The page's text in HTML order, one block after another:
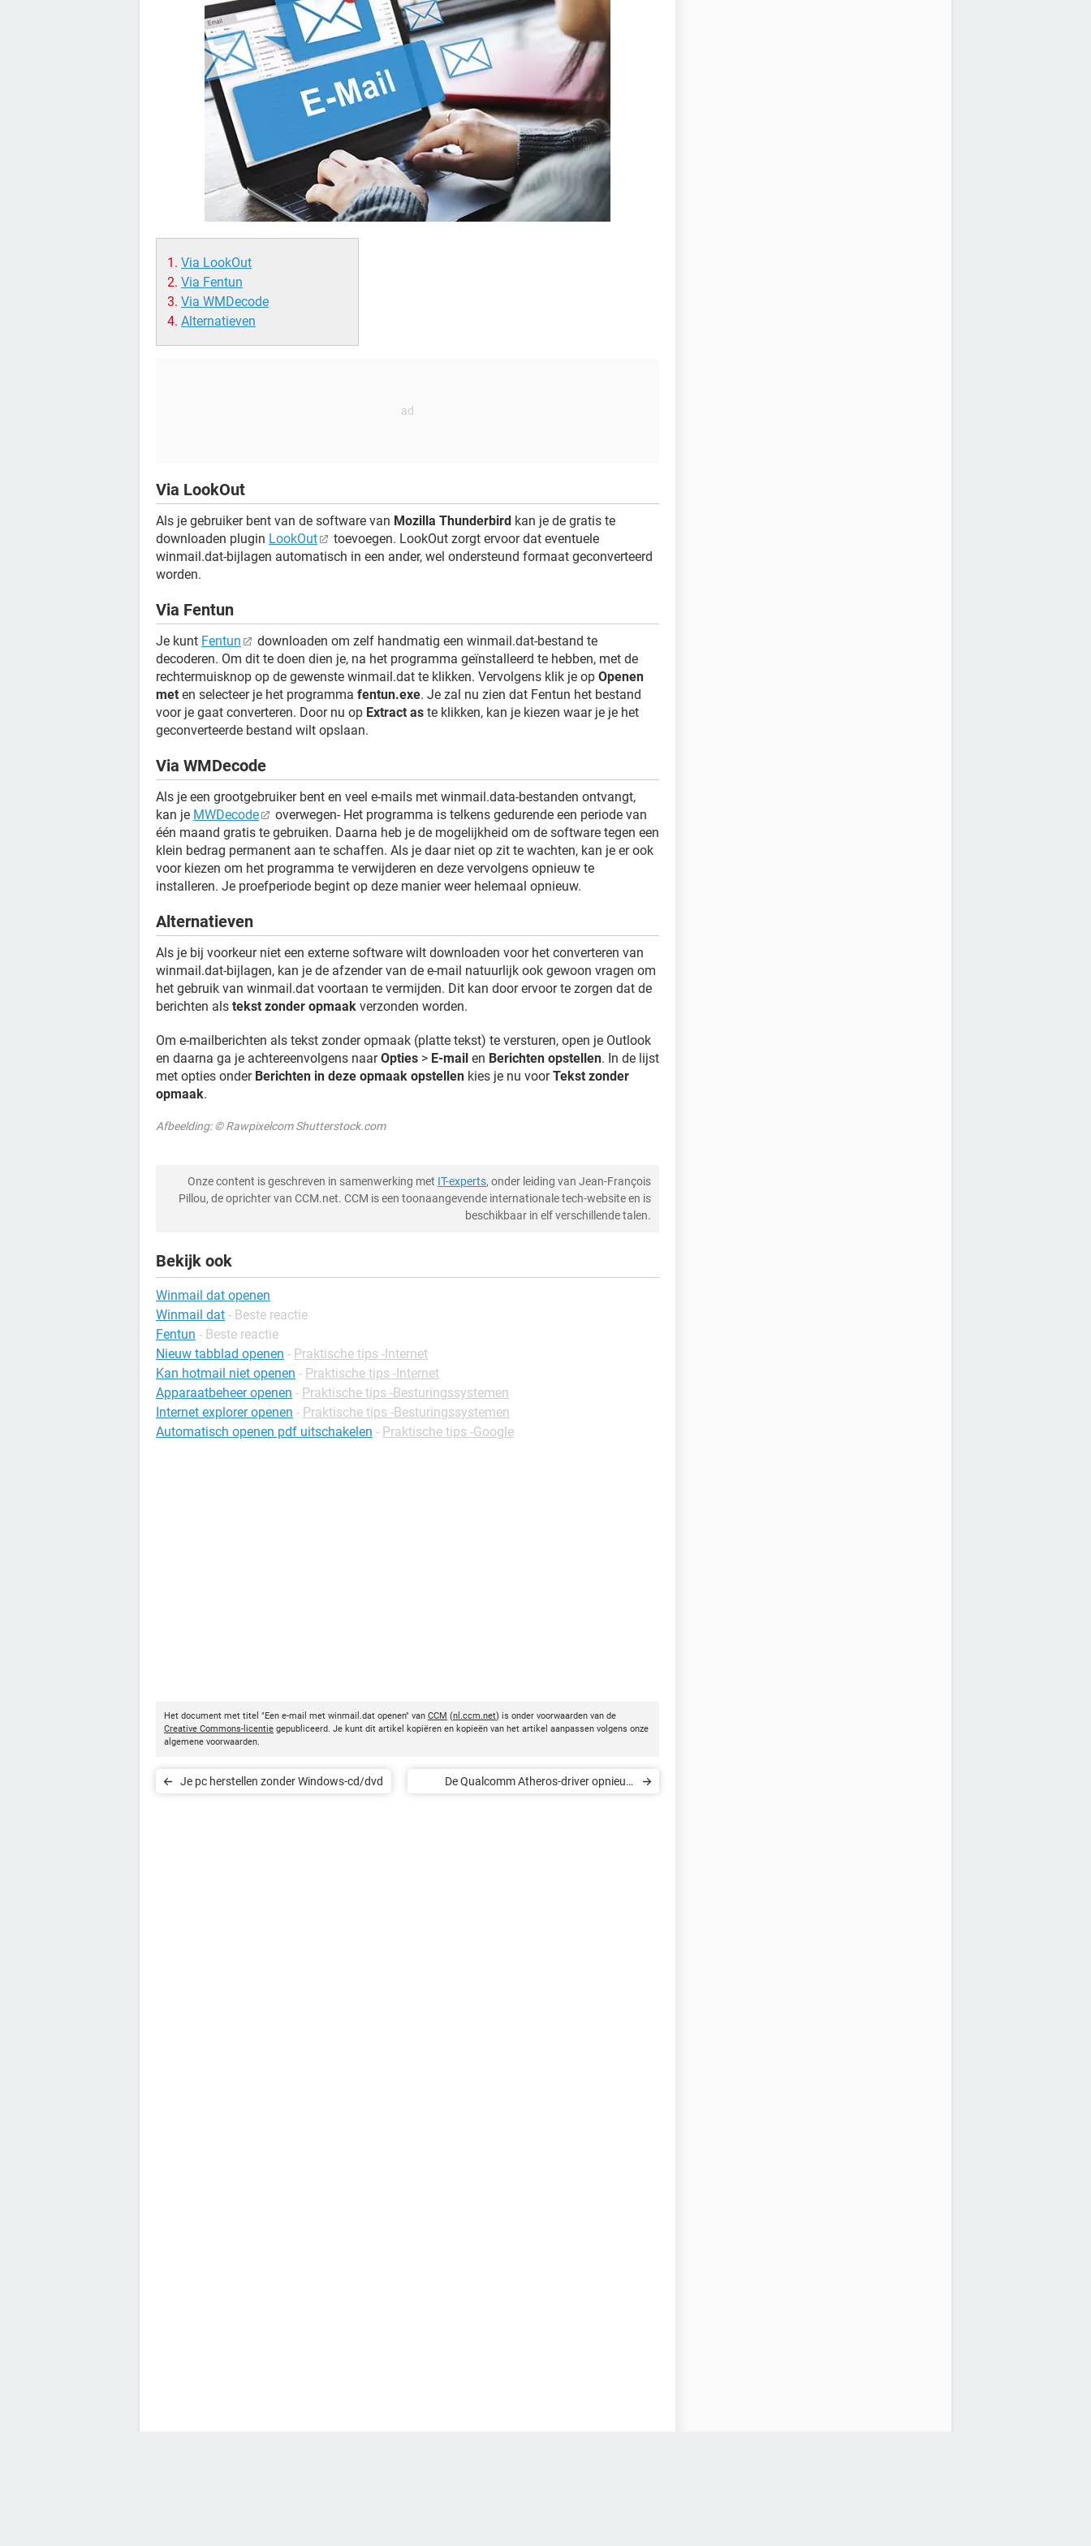
Via LookOut
Via Fentun
Via WMDecode
Alternatieven
Via LookOut
Als je gebruiker bent van de software van Mozilla Thunderbird kan je de gratis te
downloaden plugin LookOut
toevoegen. LookOut zorgt ervoor dat eventuele
winmail.dat-bijlagen automatisch in een ander, wel ondersteund formaat geconverteerd
worden.
Via Fentun
Je kunt Fentun
downloaden om zelf handmatig een winmail.dat-bestand te
decoderen. Om dit te doen dien je, na het programma geïnstalleerd te hebben, met de
rechtermuisknop op de gewenste winmail.dat te klikken. Vervolgens klik je op Openen
met en selecteer je het programma fentun.exe. Je zal nu zien dat Fentun het bestand
voor je gaat converteren. Door nu op Extract as te klikken, kan je kiezen waar je je het
geconverteerde bestand wilt opslaan.
Via WMDecode
Als je een grootgebruiker bent en veel e-mails met winmail.data-bestanden ontvangt,
kan je MWDecode
overwegen- Het programma is telkens gedurende een periode van
één maand gratis te gebruiken. Daarna heb je de mogelijkheid om de software tegen een
klein bedrag permanent aan te schaffen. Als je daar niet op zit te wachten, kan je er ook
voor kiezen om het programma te verwijderen en deze vervolgens opnieuw te
installeren. Je proefperiode begint op deze manier weer helemaal opnieuw.
Alternatieven
Als je bij voorkeur niet een externe software wilt downloaden voor het converteren van
winmail.dat-bijlagen, kan je de afzender van de e-mail natuurlijk ook gewoon vragen om
het gebruik van winmail.dat voortaan te vermijden. Dit kan door ervoor te zorgen dat de
berichten als tekst zonder opmaak verzonden worden.
Om e-mailberichten als tekst zonder opmaak (platte tekst) te versturen, open je Outlook
en daarna ga je achtereenvolgens naarOpties > E-mail en Berichten opstellen. In de lijst
met opties onder Berichten in deze opmaak opstellen kies je nu voorTekst zonder
opmaak.
Afbeelding: © Rawpixelcom Shutterstock.com
Onze content is geschreven in samenwerking met IT-experts, onder leiding van Jean-François
Pillou, de oprichter van CCM.net. CCM is een toonaangevende internationale tech-website en is
beschikbaar in elf verschillende talen.
Bekijk ook
Winmail dat openen
Winmail dat - Beste reactie
Fentun - Beste reactie
Nieuw tabblad openen - Praktische tips -Internet
Kan hotmail niet openen - Praktische tips -Internet
Apparaatbeheer openen - Praktische tips -Besturingssystemen
Internet explorer openen - Praktische tips -Besturingssystemen
Automatisch openen pdf uitschakelen - Praktische tips -Google
Het document met titel "Een e-mail met winmail.dat openen" van CCM (nl.ccm.net) is onder voorwaarden van de
Creative Commons-licentie gepubliceerd. Je kunt dit artikel kopiëren en kopieën van het artikel aanpassen volgens onze
algemene voorwaarden.
Je pc herstellen zonder Windows-cd/dvd
De Qualcomm Atheros-driver opnieuw